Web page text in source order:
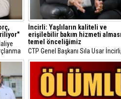
İncirli: Yaşlıların kaliteli ve
erişilebilir bakım hizmeti
temel önceliğimiz
CTP Genel Başkanı Sıla Usar İncirli,
Yaşlı Hakları ve Ruh Sağlığı
yaptığı görüşmede, "Yaşlıların
ve erişilebilir bakım hizmeti
temel önceliğimiz" dedi.